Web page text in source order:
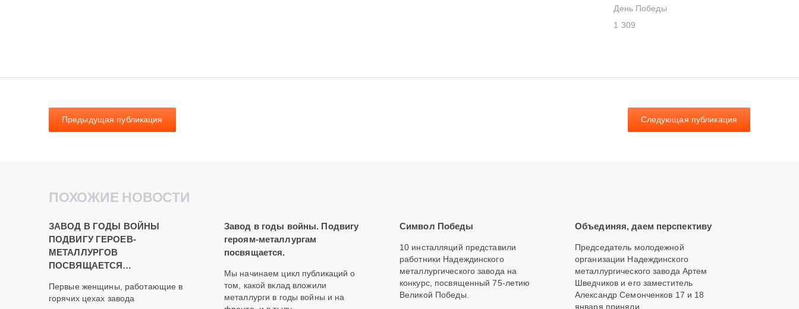
День Победы
1 309
Предыдущая публикация Следующая публикация
ПОХОЖИЕ НОВОСТИ
ЗАВОД В ГОДЫ ВОЙНЫ
ПОДВИГУ ГЕРОЕВ-
МЕТАЛЛУРГОВ
ПОСВЯЩАЕТСЯ…
Первые женщины, работающие в
горячих цехах завода
Завод в годы войны. Подвигу
героям-металлургам
посвящается.
Мы начинаем цикл публикаций о
том, какой вклад вложили
металлурги в годы войны и на
Символ Победы
10 инсталляций представили
работники Надеждинского
металлургического завода на
конкурс, посвященный 75-летию
Великой Победы.
Объединяя, даем перспективу
Председатель молодежной
организации Надеждинского
металлургического завода Артем
Шведчиков и его заместитель
Александр Семонченков 17 и 18
января приняли